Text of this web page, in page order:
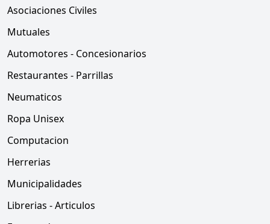
Asociaciones Civiles
Mutuales
Automotores - Concesionarios
Restaurantes - Parrillas
Neumaticos
Ropa Unisex
Computacion
Herrerias
Municipalidades
Librerias - Articulos